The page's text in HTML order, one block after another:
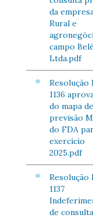
da
Rural e
campo
Ltda.pdf
Resolução
1136
do mapa de
previsão
do FDA
exercício
2025.pdf
Resolução
1137
de consulta